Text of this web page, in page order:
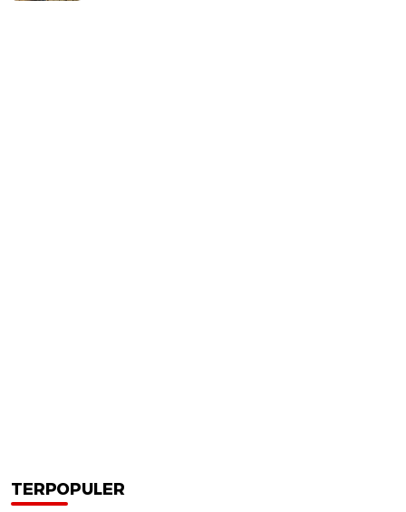
TERPOPULER